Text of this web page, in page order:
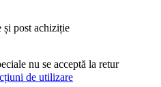
și post achiziție
nu se acceptă la retur
de utilizare